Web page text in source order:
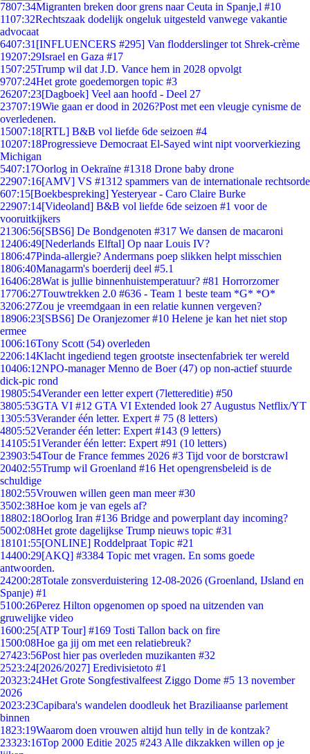
7807:34Migranten breken door grens naar Ceuta in Spanje,l #10
1107:32Rechtszaak dodelijk ongeluk uitgesteld vanwege vakantie
advocaat
6407:31 [INFLUENCERS #295] Van flodderslinger tot Shrek-crème
19207:29Israel en Gaza #17
1507:25Trump wil dat J.D. Vance hem in 2028 opvolgt
9707:24Het grote goedemorgen topic #3
26207:23[Dagboek] Veel aan hoofd - Deel 27
23707:19Wie gaan er dood in 2026?Post met een vleugje cynisme de
overledenen.
15007:18[RTL] B&B vol liefde 6de seizoen #4
10207:18Progressieve Democraat El-Sayed wint nipt voorverkiezing
Michigan
5407:17Oorlog in Oekraïne #1318 Drone baby drone
22907:16[AMV] VS #1312 spammers van de internationale rechtsorde
607:15[Boekbespreking] Yesteryear - Caro Claire Burke
22907:14[Videoland] B&B vol liefde 6de seizoen #1 voor de
vooruitkijkers
21306:56[SBS6] De Bondgenoten #317 We dansen de macaroni
12406:49[Nederlands Elftal] Op naar Louis IV?
1806:47Pinda-allergie? Andermans poep slikken helpt misschien
1806:40Managarm's boerderij deel #5.1
16406:28Wat is jullie binnenhuistemperatuur? #81 Horrorzomer
17706:27Touwtrekken 2.0 #636 - Team 1 beste team *G* *O*
3206:27Zou je vreemdgaan in een relatie kunnen vergeven?
18906:23[SBS6] De Oranjezomer #10 Helene je kan het niet stop
ermee
1006:16Tony Scott (54) overleden
2206:14Klacht ingediend tegen grootste insectenfabriek ter wereld
10406:12NPO-manager Menno de Boer (47) op non-actief stuurde
dick-pic rond
19805:54Verander een letter expert (7lettereditie) #50
3805:53GTA VI #12 GTA VI Extended look 27 Augustus Netflix/YT
1305:53Verander één letter. Expert # 75 (8 letters)
4805:52Verander één letter: Expert #143 (9 letters)
14105:51Verander één letter: Expert #91 (10 letters)
23903:54Tour de France femmes 2026 #3 Tijd voor de borstcrawl
20402:55Trump wil Groenland #16 Het opengrensbeleid is de
schuldige
1802:55Vrouwen willen geen man meer #30
3502:38Hoe kom je van egels af?
18802:18Oorlog Iran #136 Bridge and powerplant day incoming?
5002:08Het grote dagelijkse Trump nieuws topic #31
18101:55[ONLINE] Roddelpraat Topic #21
14400:29[AKQ] #3384 Topic met vragen. En soms goede
antwoorden.
24200:28Totale zonsverduistering 12-08-2026 (Groenland, IJsland en
Spanje) #1
5100:26Perez Hilton opgenomen op spoed na uitzenden van
gruwelijke video
1600:25[ATP Tour] #169 Tosti Tallon back on fire
1500:08Hoe ga jij om met een relatiebreuk?
27423:56Post hier pas overleden muzikanten #32
2523:24[2026/2027] Eredivisietoto #1
20323:24Het Grote Songfestivalfeest Ziggo Dome #5 13 november
2026
2023:23Capibara's wandelen doodleuk het Braziliaanse parlement
binnen
1823:19Waarom doen vrouwen altijd hun telly in de kontzak?
23323:16Top 2000 Editie 2025 #243 Alle dikzakken willen op je